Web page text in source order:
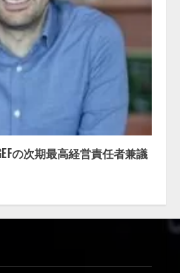
の次期最高経営責任者兼議